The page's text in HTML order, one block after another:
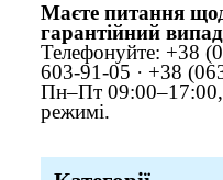
Маєте питання
гарантійний
Телефонуйте: +38
603-91-05 · +38
Пн–Пт
режимі.